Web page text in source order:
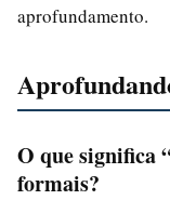
aprofundamento.
O que significa
formais?